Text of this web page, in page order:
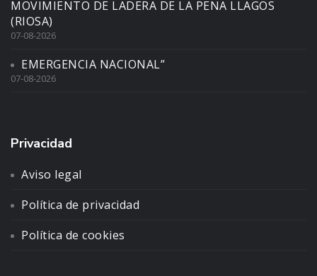
MOVIMIENTO DE LADERA DE LA PENA LLAGOS
(RIOSA)
07-08-2026
EMERGENCIA NACIONAL”
07-08-2026
Privacidad
Aviso legal
Política de privacidad
Política de cookies